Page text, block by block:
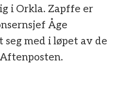
i Orkla. Zapffe er
Åge
med i løpet av de